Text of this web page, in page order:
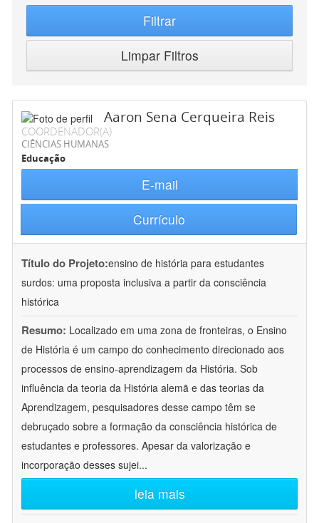
Filtrar
Limpar Filtros
Aaron Sena Cerqueira Reis
COORDENADOR(A)
CIÊNCIAS HUMANAS
Educação
E-mail
Currículo
Título do Projeto:ensino de história para estudantes
surdos: uma proposta inclusiva a partir da consciência
histórica
Resumo: Localizado em uma zona de fronteiras, o Ensino
de História é um campo do conhecimento direcionado aos
processos de ensino-aprendizagem da História. Sob
influência da teoria da História alemã e das teorias da
Aprendizagem, pesquisadores desse campo têm se
debruçado sobre a formação da consciência histórica de
estudantes e professores. Apesar da valorização e
incorporação desses sujei...
leia mais